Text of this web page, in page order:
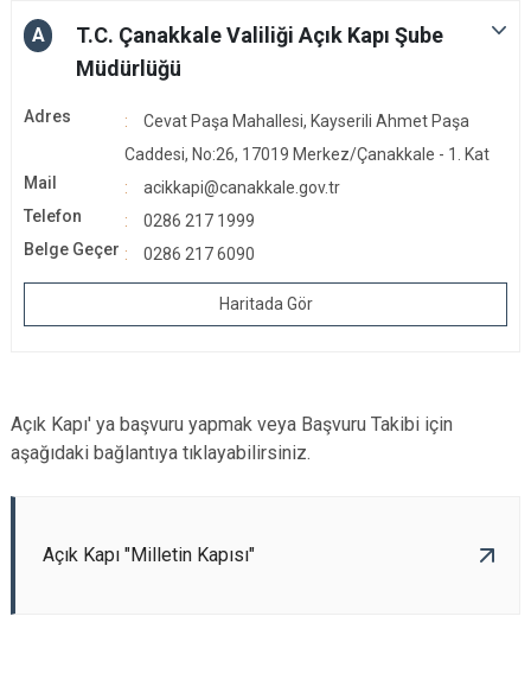
A
T.C. Çanakkale Valiliği Açık Kapı Şube
Müdürlüğü
Adres
Cevat Paşa Mahallesi, Kayserili Ahmet Paşa
Caddesi, No:26, 17019 Merkez/Çanakkale - 1. Kat
Mail
acikkapi@canakkale.gov.tr
Telefon
0286 217 1999
Belge Geçer
0286 217 6090
Haritada Gör
Açık Kapı' ya başvuru yapmak veya Başvuru Takibi için
aşağıdaki bağlantıya tıklayabilirsiniz.
Açık Kapı "Milletin Kapısı"